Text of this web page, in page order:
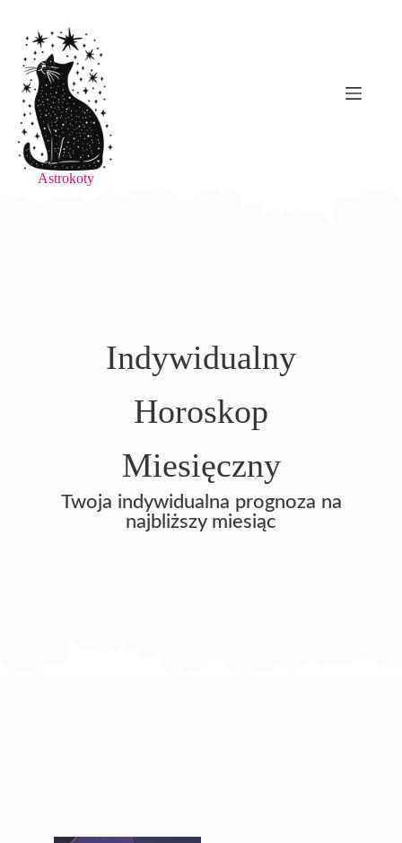
Astrokoty
Indywidualny
Horoskop
Miesięczny
Twoja indywidualna prognoza na
najbliższy miesiąc